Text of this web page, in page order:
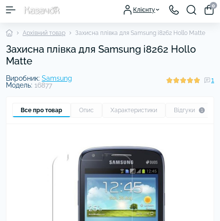
Клієнту
0
Архівний товар Захисна плівка для Samsung i8262 Hollo Matte
Захисна плівка для Samsung i8262 Hollo
Matte
Виробник: Samsung
Модель: 16877
1
Все про товар Опис Характеристики Відгуки 1